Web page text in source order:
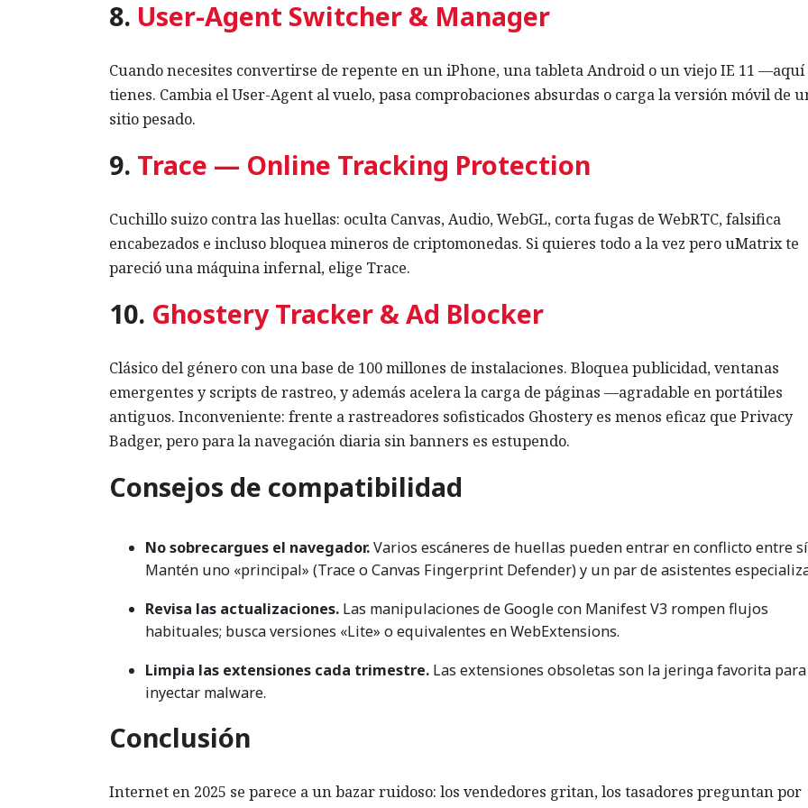
8. User-Agent Switcher & Manager
Cuando necesites convertirse de repente en un iPhone, una tableta Android o un viejo IE 11 —aquí
tienes. Cambia el User-Agent al vuelo, pasa comprobaciones absurdas o carga la versión móvil de
sitio pesado.
9. Trace — Online Tracking Protection
Cuchillo suizo contra las huellas: oculta Canvas, Audio, WebGL, corta fugas de WebRTC, falsifica
encabezados e incluso bloquea mineros de criptomonedas. Si quieres todo a la vez pero uMatrix te
pareció una máquina infernal, elige Trace.
10. Ghostery Tracker & Ad Blocker
Clásico del género con una base de 100 millones de instalaciones. Bloquea publicidad, ventanas
emergentes y scripts de rastreo, y además acelera la carga de páginas —agradable en portátiles
antiguos. Inconveniente: frente a rastreadores sofisticados Ghostery es menos eficaz que Privacy
Badger, pero para la navegación diaria sin banners es estupendo.
Consejos de compatibilidad
No sobrecargues el navegador.Varios escáneres de huellas pueden entrar en conflicto entre
Mantén uno «principal» (Trace o Canvas Fingerprint Defender) y un par de asistentes
Revisa las actualizaciones. Las manipulaciones de Google con Manifest V3 rompen flujos
habituales; busca versiones «Lite» o equivalentes en WebExtensions.
Limpia las extensiones cada trimestre. Las extensiones obsoletas son la jeringa favorita para
inyectar malware.
Conclusión
Internet en 2025 se parece a un bazar ruidoso: los vendedores gritan, los tasadores preguntan por